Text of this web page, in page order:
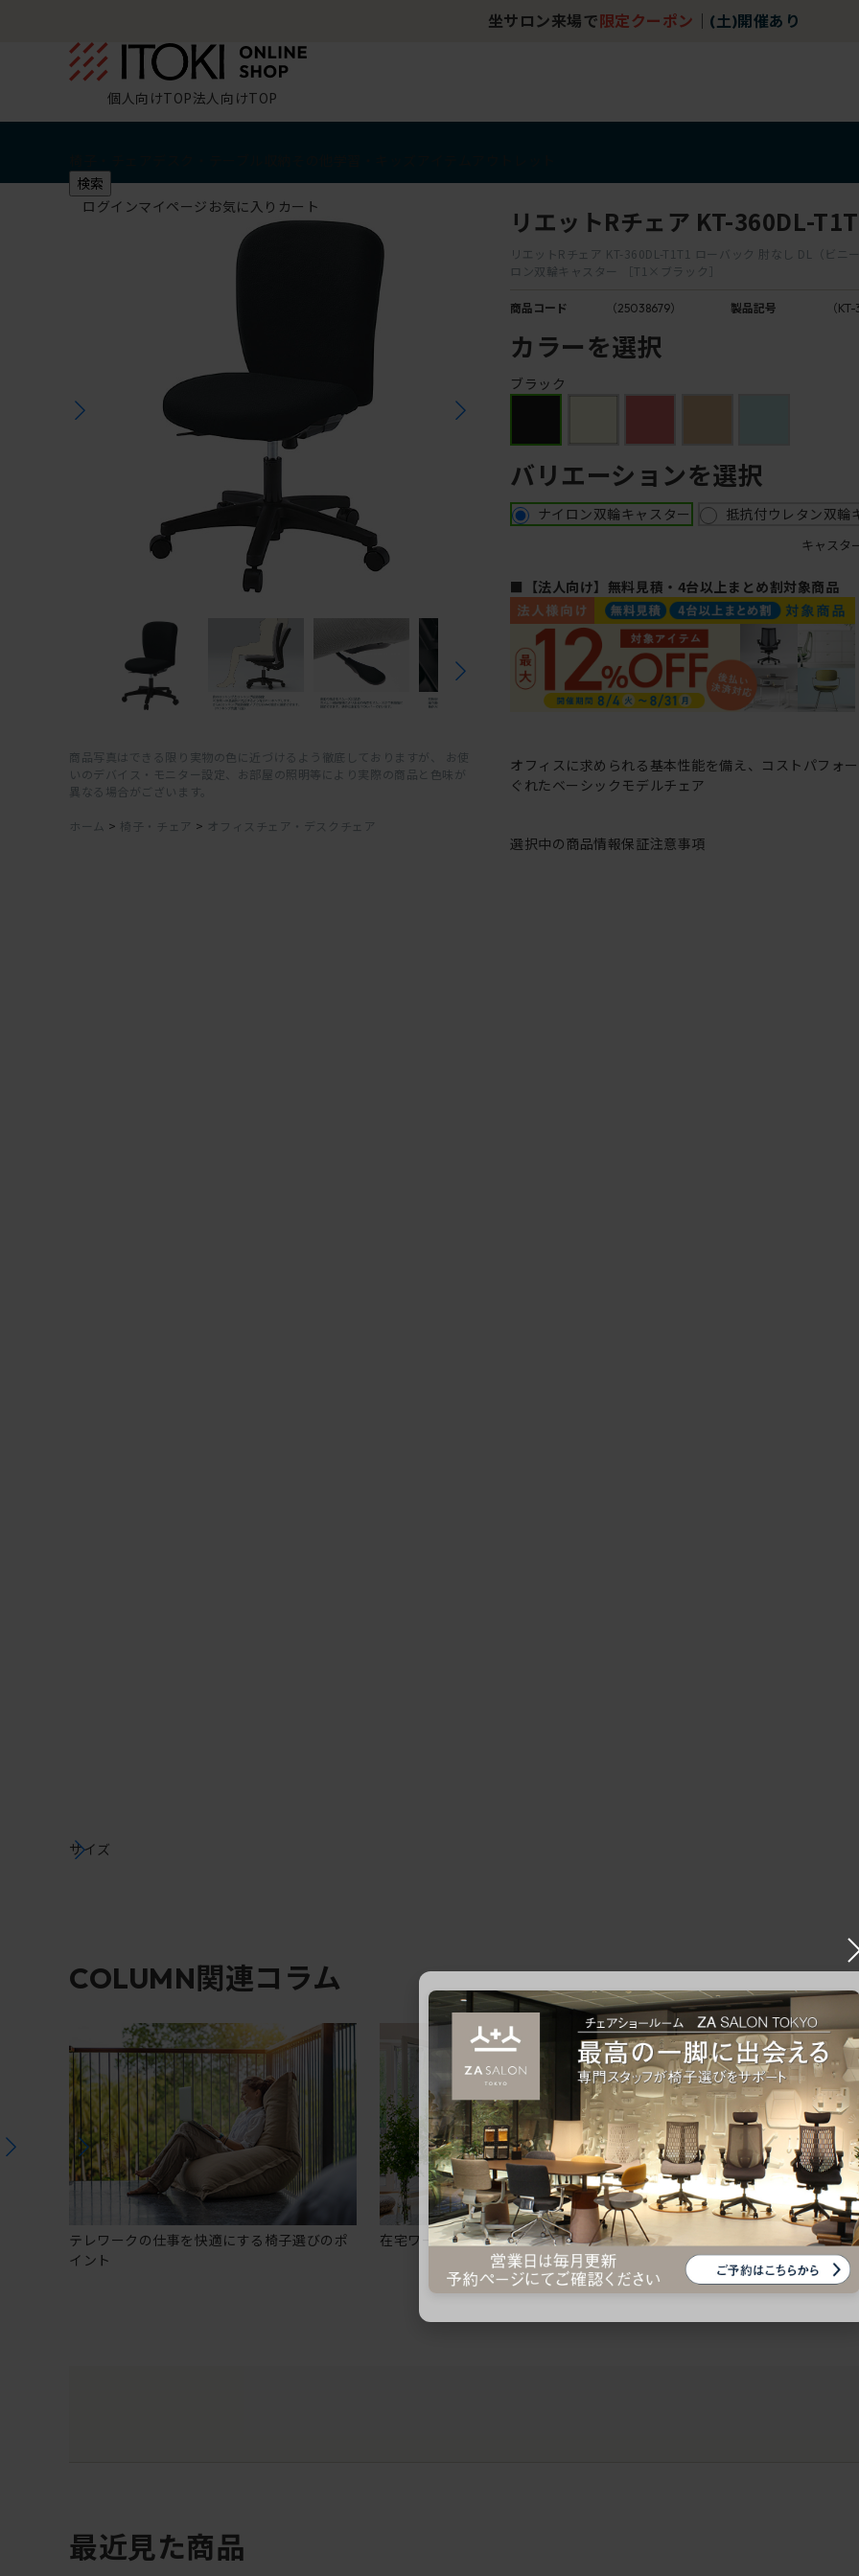
坐サロン来場で 限定クーポン (土)開催あり
個人向けTOP法人向けTOP
検索
ログインマイページ お気に入り カート
商品写真はできる限り実物の色に近づけるよう徹底しておりますが、 お使
いのデバイス・モニター設定、お部屋の照明等により実際の商品と色味が
異なる場合がございます。
ホーム > 椅子・チェア > オフィスチェア・デスクチェア
リエットRチェア KT-360DL-
リエットRチェア KT-360DL-T1T1 ローバック 肘なし DL（ビニ
ロン双輪キャスター ［T1×ブラック］
商品コード （25038679） 製品記号 （
カラーを選択
ブラック
バリエーションを選択
ナイロン双輪キャスター 抵抗付ウレタン双輪
キャスタ
■【法人向け】無料見積・4台以上まとめ割対象商品
オフィスに求められる基本性能を備え、コストパフォ
ぐれたベーシックモデルチェア
選択中の商品情報保証注意事項
サイズ
COLUMN関連コラム
テレワークの仕事を快適にする椅子選びのポ
イント
在宅ワークにおすすめのオフィスチェア5選
椅子に座っているのに疲
疲れにくいチェアの選び方
最近見た商品